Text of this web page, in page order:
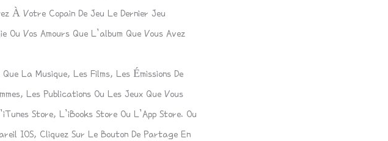
À Votre Copain De Jeu Le Dernier Jeu
Ou Vos Amours Que L’album Que Vous Avez
La Musique, Les Films, Les Émissions De
Les Publications Ou Les Jeux Que Vous
Store, L’iBooks Store Ou L’App Store. Ou
IOS, Cliquez Sur Le Bouton De Partage En